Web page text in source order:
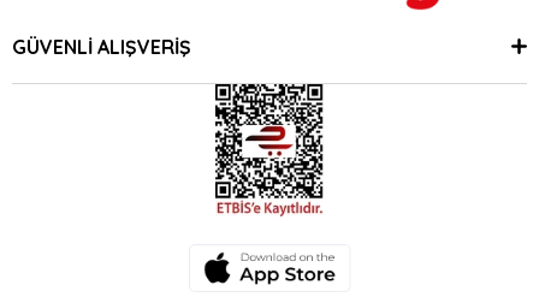
GÜVENLİ ALIŞVERİŞ